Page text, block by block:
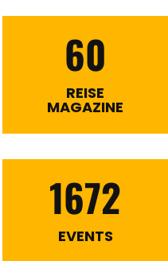
60
REISE
MAGAZINE
1672
EVENTS